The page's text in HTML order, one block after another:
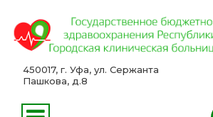
450017, г. Уфа, ул. Сержанта
Пашкова, д.8